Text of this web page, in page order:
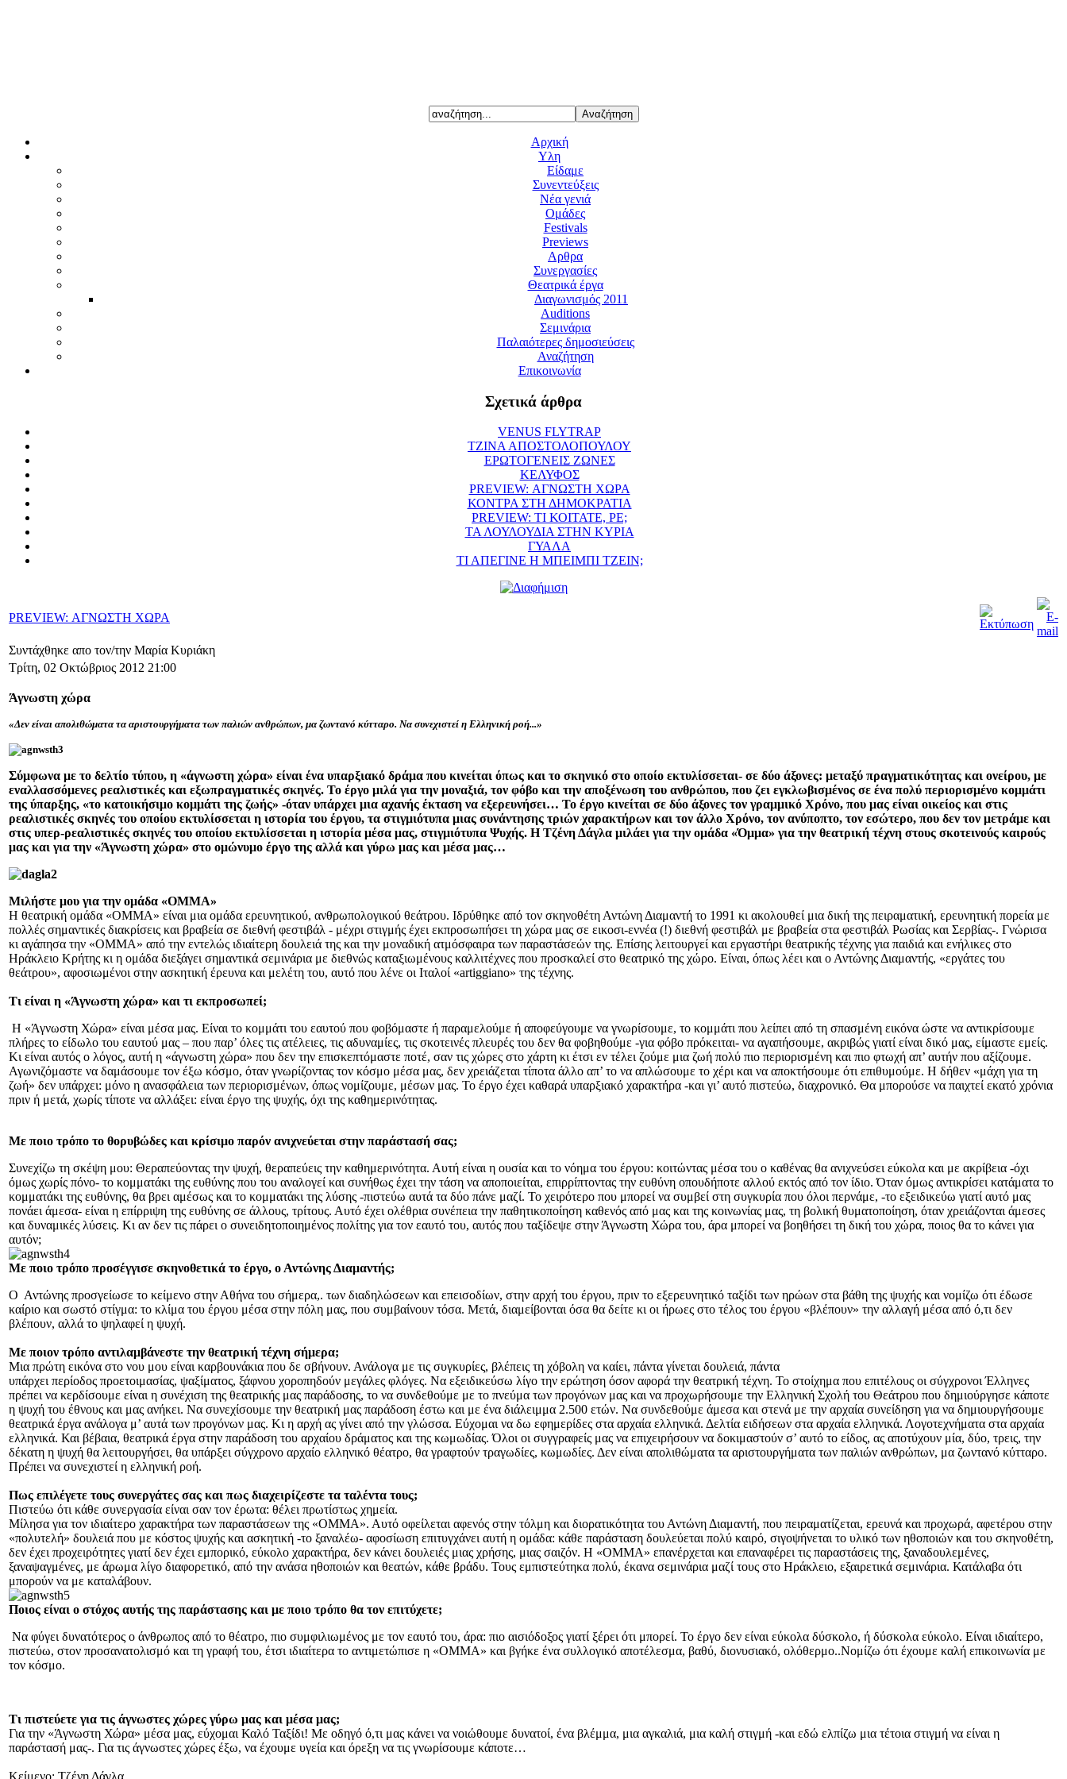
Αρχική
Υλη
Είδαμε
Συνεντεύξεις
Νέα γενιά
Ομάδες
Festivals
Previews
Αρθρα
Συνεργασίες
Θεατρικά έργα
Διαγωνισμός 2011
Auditions
Σεμινάρια
Παλαιότερες δημοσιεύσεις
Αναζήτηση
Επικοινωνία
Σχετικά άρθρα
VENUS FLYTRAP
ΤΖΙΝΑ ΑΠΟΣΤΟΛΟΠΟΥΛΟΥ
ΕΡΩΤΟΓΕΝΕΙΣ ΖΩΝΕΣ
ΚΕΛΥΦΟΣ
PREVIEW: ΑΓΝΩΣΤΗ ΧΩΡΑ
ΚΟΝΤΡΑ ΣΤΗ ΔΗΜΟΚΡΑΤΙΑ
PREVIEW: ΤΙ ΚΟΙΤΑΤΕ, ΡΕ;
ΤΑ ΛΟΥΛΟΥΔΙΑ ΣΤΗΝ ΚΥΡΙΑ
ΓΥΑΛΑ
ΤΙ ΑΠΕΓΙΝΕ Η ΜΠΕΙΜΠΙ ΤΖΕΙΝ;
PREVIEW: ΑΓΝΩΣΤΗ ΧΩΡΑ
Συντάχθηκε απο τον/την Μαρία Κυριάκη
Τρίτη, 02 Οκτώβριος 2012 21:00
Άγνωστη χώρα
«Δεν είναι απολιθώματα τα αριστουργήματα των παλιών ανθρώπων, μα ζωντανό κύτταρο. Να συνεχιστεί η Ελληνική ροή...»
Σύμφωνα με το δελτίο τύπου, η «άγνωστη χώρα» είναι ένα υπαρξιακό δράμα που κινείται όπως και το σκηνικό στο οποίο εκτυλίσσεται- σε δύο άξονες: μεταξύ πραγματικότητας και ονείρου, με
εναλλασσόμενες ρεαλιστικές και εξωπραγματικές σκηνές. Το έργο μιλά για την μοναξιά, τον φόβο και την αποξένωση του ανθρώπου, που ζει εγκλωβισμένος σε ένα πολύ περιορισμένο κομμάτι
της ύπαρξης, «το κατοικήσιμο κομμάτι της ζωής» -όταν υπάρχει μια αχανής έκταση να εξερευνήσει… Το έργο κινείται σε δύο άξονες τον γραμμικό Χρόνο, που μας είναι οικείος και στις
ρεαλιστικές σκηνές του οποίου εκτυλίσσεται η ιστορία του έργου, τα στιγμιότυπα μιας συνάντησης τριών χαρακτήρων και τον άλλο Χρόνο, τον ανύποπτο, τον εσώτερο, που δεν τον μετράμε και
στις υπερ-ρεαλιστικές σκηνές του οποίου εκτυλίσσεται η ιστορία μέσα μας, στιγμιότυπα Ψυχής. Η Τζένη Δάγλα μιλάει για την ομάδα «Όμμα» για την θεατρική τέχνη στους σκοτεινούς καιρούς
μας και για την «Άγνωστη χώρα» στο ομώνυμο έργο της αλλά και γύρω μας και μέσα μας…
Μιλήστε μου για την ομάδα «ΟΜΜΑ»
Η θεατρική ομάδα «ΟΜΜΑ» είναι μια ομάδα ερευνητικού, ανθρωπολογικού θεάτρου. Ιδρύθηκε από τον σκηνοθέτη Αντώνη Διαμαντή το 1991 κι ακολουθεί μια δική της πειραματική, ερευνητική πορεία με
πολλές σημαντικές διακρίσεις και βραβεία σε διεθνή φεστιβάλ - μέχρι στιγμής έχει εκπροσωπήσει τη χώρα μας σε εικοσι-εννέα (!) διεθνή φεστιβάλ με βραβεία στα φεστιβάλ Ρωσίας και Σερβίας-. Γνώρισα
κι αγάπησα την «ΟΜΜΑ» από την εντελώς ιδιαίτερη δουλειά της και την μοναδική ατμόσφαιρα των παραστάσεών της. Επίσης λειτουργεί και εργαστήρι θεατρικής τέχνης για παιδιά και ενήλικες στο
Ηράκλειο Κρήτης κι η ομάδα διεξάγει σημαντικά σεμινάρια με διεθνώς καταξιωμένους καλλιτέχνες που προσκαλεί στο θεατρικό της χώρο. Είναι, όπως λέει και ο Αντώνης Διαμαντής, «εργάτες του
θεάτρου», αφοσιωμένοι στην ασκητική έρευνα και μελέτη του, αυτό που λένε οι Ιταλοί «artiggiano» της τέχνης.
Τι είναι η «Άγνωστη χώρα» και τι εκπροσωπεί;
Η «Άγνωστη Χώρα» είναι μέσα μας. Είναι το κομμάτι του εαυτού που φοβόμαστε ή παραμελούμε ή αποφεύγουμε να γνωρίσουμε, το κομμάτι που λείπει από τη σπασμένη εικόνα ώστε να αντικρίσουμε
πλήρες το είδωλο του εαυτού μας – που παρ’ όλες τις ατέλειες, τις αδυναμίες, τις σκοτεινές πλευρές του δεν θα φοβηθούμε -για φόβο πρόκειται- να αγαπήσουμε, ακριβώς γιατί είναι δικό μας, είμαστε εμείς.
Κι είναι αυτός ο λόγος, αυτή η «άγνωστη χώρα» που δεν την επισκεπτόμαστε ποτέ, σαν τις χώρες στο χάρτη κι έτσι εν τέλει ζούμε μια ζωή πολύ πιο περιορισμένη και πιο φτωχή απ’ αυτήν που αξίζουμε.
Αγωνιζόμαστε να δαμάσουμε τον έξω κόσμο, όταν γνωρίζοντας τον κόσμο μέσα μας, δεν χρειάζεται τίποτα άλλο απ’ το να απλώσουμε το χέρι και να αποκτήσουμε ότι επιθυμούμε. Η δήθεν «μάχη για τη
ζωή» δεν υπάρχει: μόνο η ανασφάλεια των περιορισμένων, όπως νομίζουμε, μέσων μας. Το έργο έχει καθαρά υπαρξιακό χαρακτήρα -και γι’ αυτό πιστεύω, διαχρονικό. Θα μπορούσε να παιχτεί εκατό χρόνια
πριν ή μετά, χωρίς τίποτε να αλλάξει: είναι έργο της ψυχής, όχι της καθημερινότητας.
Με ποιο τρόπο το θορυβώδες και κρίσιμο παρόν ανιχνεύεται στην παράστασή σας;
Συνεχίζω τη σκέψη μου: Θεραπεύοντας την ψυχή, θεραπεύεις την καθημερινότητα. Αυτή είναι η ουσία και το νόημα του έργου: κοιτώντας μέσα του ο καθένας θα ανιχνεύσει εύκολα και με ακρίβεια -όχι
όμως χωρίς πόνο- το κομματάκι της ευθύνης που του αναλογεί και συνήθως έχει την τάση να αποποιείται, επιρρίπτοντας την ευθύνη οπουδήποτε αλλού εκτός από τον ίδιο. Όταν όμως αντικρίσει κατάματα το
κομματάκι της ευθύνης, θα βρει αμέσως και το κομματάκι της λύσης -πιστεύω αυτά τα δύο πάνε μαζί. Το χειρότερο που μπορεί να συμβεί στη συγκυρία που όλοι περνάμε, -το εξειδικεύω γιατί αυτό μας
πονάει άμεσα- είναι η επίρριψη της ευθύνης σε άλλους, τρίτους. Αυτό έχει ολέθρια συνέπεια την παθητικοποίηση καθενός από μας και της κοινωνίας μας, τη βολική θυματοποίηση, όταν χρειάζονται άμεσες
και δυναμικές λύσεις. Κι αν δεν τις πάρει ο συνειδητοποιημένος πολίτης για τον εαυτό του, αυτός που ταξίδεψε στην Άγνωστη Χώρα του, άρα μπορεί να βοηθήσει τη δική του χώρα, ποιος θα το κάνει για
αυτόν;
Με ποιο τρόπο προσέγγισε σκηνοθετικά το έργο, ο Αντώνης Διαμαντής;
Ο Αντώνης προσγείωσε το κείμενο στην Αθήνα του σήμερα,. των διαδηλώσεων και επεισοδίων, στην αρχή του έργου, πριν το εξερευνητικό ταξίδι των ηρώων στα βάθη της ψυχής και νομίζω ότι έδωσε
καίριο και σωστό στίγμα: το κλίμα του έργου μέσα στην πόλη μας, που συμβαίνουν τόσα. Μετά, διαμείβονται όσα θα δείτε κι οι ήρωες στο τέλος του έργου «βλέπουν» την αλλαγή μέσα από ό,τι δεν
βλέπουν, αλλά το ψηλαφεί η ψυχή.
Με ποιον τρόπο αντιλαμβάνεστε την θεατρική τέχνη σήμερα;
Μια πρώτη εικόνα στο νου μου είναι καρβουνάκια που δε σβήνουν. Ανάλογα με τις συγκυρίες, βλέπεις τη χόβολη να καίει, πάντα γίνεται δουλειά, πάντα
υπάρχει περίοδος προετοιμασίας, ψαξίματος, ξάφνου χοροπηδούν μεγάλες φλόγες. Να εξειδικεύσω λίγο την ερώτηση όσον αφορά την θεατρική τέχνη. Το στοίχημα που επιτέλους οι σύγχρονοι Έλληνες
πρέπει να κερδίσουμε είναι η συνέχιση της θεατρικής μας παράδοσης, το να συνδεθούμε με το πνεύμα των προγόνων μας και να προχωρήσουμε την Ελληνική Σχολή του Θεάτρου που δημιούργησε κάποτε
η ψυχή του έθνους και μας ανήκει. Να συνεχίσουμε την θεατρική μας παράδοση έστω και με ένα διάλειμμα 2.500 ετών. Να συνδεθούμε άμεσα και στενά με την αρχαία συνείδηση για να δημιουργήσουμε
θεατρικά έργα ανάλογα μ’ αυτά των προγόνων μας. Κι η αρχή ας γίνει από την γλώσσα. Εύχομαι να δω εφημερίδες στα αρχαία ελληνικά. Δελτία ειδήσεων στα αρχαία ελληνικά. Λογοτεχνήματα στα αρχαία
ελληνικά. Και βέβαια, θεατρικά έργα στην παράδοση του αρχαίου δράματος και της κωμωδίας. Όλοι οι συγγραφείς μας να επιχειρήσουν να δοκιμαστούν σ’ αυτό το είδος, ας αποτύχουν μία, δύο, τρεις, την
δέκατη η ψυχή θα λειτουργήσει, θα υπάρξει σύγχρονο αρχαίο ελληνικό θέατρο, θα γραφτούν τραγωδίες, κωμωδίες. Δεν είναι απολιθώματα τα αριστουργήματα των παλιών ανθρώπων, μα ζωντανό κύτταρο.
Πρέπει να συνεχιστεί η ελληνική ροή.
Πως επιλέγετε τους συνεργάτες σας και πως διαχειρίζεστε τα ταλέντα τους;
Πιστεύω ότι κάθε συνεργασία είναι σαν τον έρωτα: θέλει πρωτίστως χημεία.
Μίλησα για τον ιδιαίτερο χαρακτήρα των παραστάσεων της «ΟΜΜΑ». Αυτό οφείλεται αφενός στην τόλμη και διορατικότητα του Αντώνη Διαμαντή, που πειραματίζεται, ερευνά και προχωρά, αφετέρου στην
«πολυτελή» δουλειά που με κόστος ψυχής και ασκητική -το ξαναλέω- αφοσίωση επιτυγχάνει αυτή η ομάδα: κάθε παράσταση δουλεύεται πολύ καιρό, σιγοψήνεται το υλικό των ηθοποιών και του σκηνοθέτη,
δεν έχει προχειρότητες γιατί δεν έχει εμπορικό, εύκολο χαρακτήρα, δεν κάνει δουλειές μιας χρήσης, μιας σαιζόν. Η «ΟΜΜΑ» επανέρχεται και επαναφέρει τις παραστάσεις της, ξαναδουλεμένες,
ξαναψαγμένες, με άρωμα λίγο διαφορετικό, από την ανάσα ηθοποιών και θεατών, κάθε βράδυ. Τους εμπιστεύτηκα πολύ, έκανα σεμινάρια μαζί τους στο Ηράκλειο, εξαιρετικά σεμινάρια. Κατάλαβα ότι
μπορούν να με καταλάβουν.
Ποιος είναι ο στόχος αυτής της παράστασης και με ποιο τρόπο θα τον επιτύχετε;
Να φύγει δυνατότερος ο άνθρωπος από το θέατρο, πιο συμφιλιωμένος με τον εαυτό του, άρα: πιο αισιόδοξος γιατί ξέρει ότι μπορεί. Το έργο δεν είναι εύκολα δύσκολο, ή δύσκολα εύκολο. Είναι ιδιαίτερο,
πιστεύω, στον προσανατολισμό και τη γραφή του, έτσι ιδιαίτερα το αντιμετώπισε η «ΟΜΜΑ» και βγήκε ένα συλλογικό αποτέλεσμα, βαθύ, διονυσιακό, ολόθερμο..Νομίζω ότι έχουμε καλή επικοινωνία με
τον κόσμο.
Τι πιστεύετε για τις άγνωστες χώρες γύρω μας και μέσα μας;
Για την «Άγνωστη Χώρα» μέσα μας, εύχομαι Καλό Ταξίδι! Με οδηγό ό,τι μας κάνει να νοιώθουμε δυνατοί, ένα βλέμμα, μια αγκαλιά, μια καλή στιγμή -και εδώ ελπίζω μια τέτοια στιγμή να είναι η
παράστασή μας-. Για τις άγνωστες χώρες έξω, να έχουμε υγεία και όρεξη να τις γνωρίσουμε κάποτε…